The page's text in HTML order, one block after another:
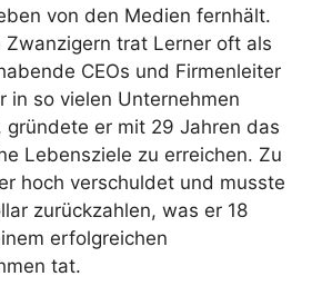
von den Medien fernhält.
Zwanzigern trat Lerner oft als
CEOs und Firmenleiter
in so vielen Unternehmen
gründete er mit 29 Jahren das
Lebensziele zu erreichen. Zu
hoch verschuldet und musste
zurückzahlen, was er 18
erfolgreichen
tat.